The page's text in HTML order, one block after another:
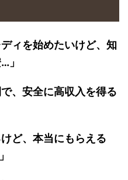
ィを始めたいけど、知
」
、安全に高収入を得る
ど、本当にもらえる